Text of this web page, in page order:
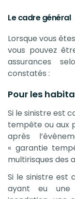
Le cadre général
Lorsque vous
vous pouvez
assurances
constatés :
Pour les
Si le sinistre est
tempête ou aux
après
« garantie
multirisques des
Si le sinistre est
ayant eu une